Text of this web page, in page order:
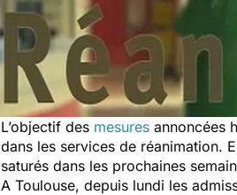
L’objectif des mesures annoncées
dans les services de réanimation.
saturés dans les prochaines
A Toulouse, depuis lundi les